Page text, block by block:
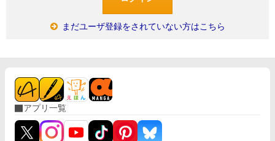
まだユーザ登録をされていない方はこちら
アプリ一覧